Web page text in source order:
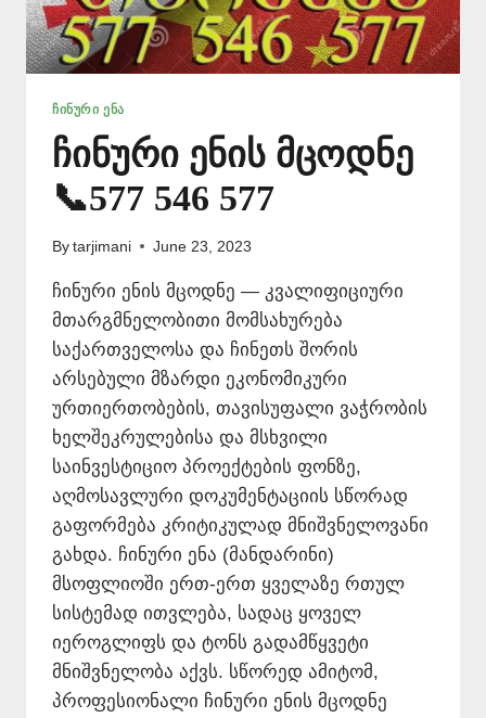
ᲩᲘᲜᲣᲠᲘ ᲔᲜᲐ
ჩინური ენის მცოდნე
📞577 546 577
By tarjimani June 23, 2023
ჩინური ენის მცოდნე — კვალიფიციური
მთარგმნელობითი მომსახურება
საქართველოსა და ჩინეთს შორის
არსებული მზარდი ეკონომიკური
ურთიერთობების, თავისუფალი ვაჭრობის
ხელშეკრულებისა და მსხვილი
საინვესტიციო პროექტების ფონზე,
აღმოსავლური დოკუმენტაციის სწორად
გაფორმება კრიტიკულად მნიშვნელოვანი
გახდა. ჩინური ენა (მანდარინი)
მსოფლიოში ერთ-ერთ ყველაზე რთულ
სისტემად ითვლება, სადაც ყოველ
იეროგლიფს და ტონს გადამწყვეტი
მნიშვნელობა აქვს. სწორედ ამიტომ,
პროფესიონალი ჩინური ენის მცოდნე